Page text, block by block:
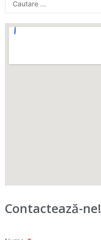
Contactează-ne!